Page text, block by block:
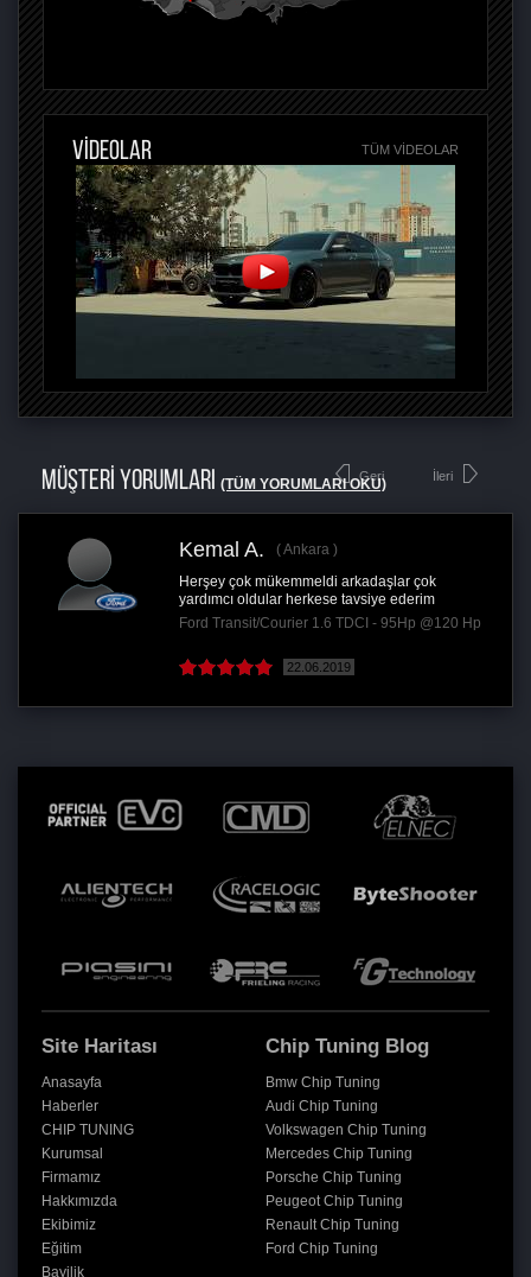
VİDEOLAR TÜM VIDEOLAR
MÜŞTERİ YORUMLARI (TÜM YORUMLARI OKU)
Geri
Kemal A.
Ankara
Herşey çok mükemmeldi arkadaşlar çok
yardımcı oldular herkese tavsiye ederim
Ford Transit/Courier 1.6 TDCI - 95Hp @120 Hp
22.06.2019
İleri
Site Haritası
Anasayfa
Haberler
CHIP TUNING
Kurumsal
Firmamız
Hakkımızda
Ekibimiz
Eğitim
Bayilik
Chip Tuning Blog
Bmw Chip Tuning
Audi Chip Tuning
Volkswagen Chip Tuning
Mercedes Chip Tuning
Porsche Chip Tuning
Peugeot Chip Tuning
Renault Chip Tuning
Ford Chip Tuning